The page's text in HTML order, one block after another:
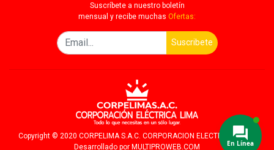
Suscríbete a nuestro boletín
mensual y recibe muchas Ofertas:
Suscribete
Copyright © 2020 CORPELIMA S.A.C. CORPORACION ELECTRICA LIMA -
Desarrollado por MULTIPROWEB.COM En Línea